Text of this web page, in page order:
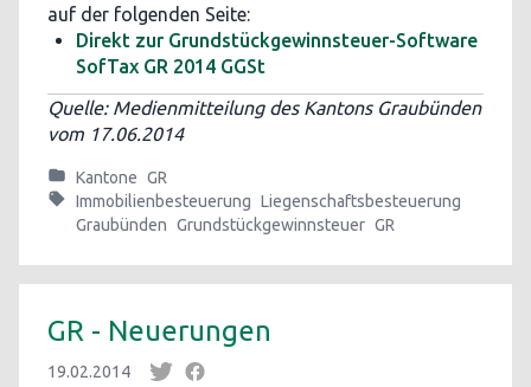
auf der folgenden Seite:
Direkt zur Grundstückgewinnsteuer-Software
SofTax GR 2014 GGSt
Quelle: Medienmitteilung des Kantons Graubünden
vom 17.06.2014
Kantone GR
Immobilienbesteuerung Liegenschaftsbesteuerung
Graubünden Grundstückgewinnsteuer GR
GR - Neuerungen
19.02.2014